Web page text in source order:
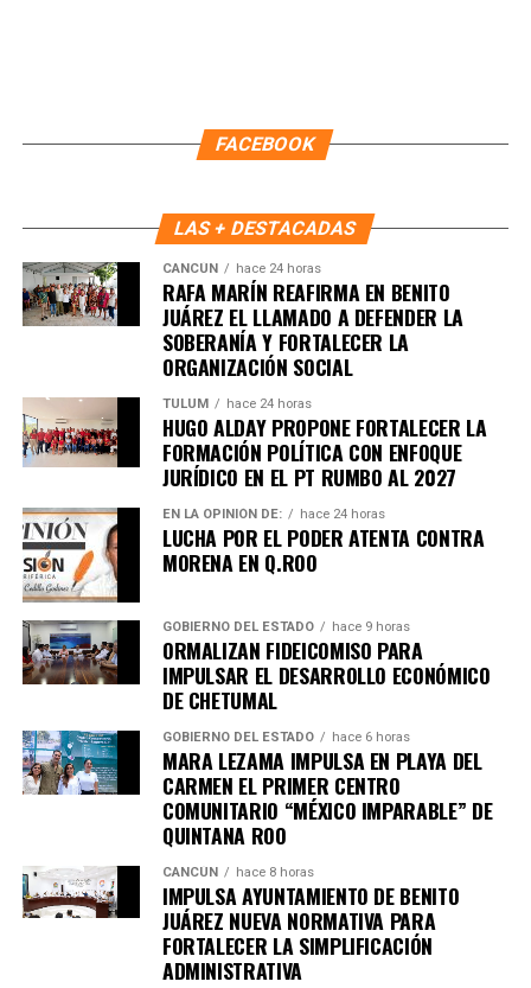
Recibe las noticias al instante
Únete al canal oficial de WhatsApp de
Quinto Podery recibe las noticias más
importantes de Quintana Roo directamente
en tu teléfono.
Unirme al canal de WhatsApp
FACEBOOK
LAS + DESTACADAS
CANCÚN hace 24 horas
RAFA MARÍN REAFIRMA EN BENITO
JUÁREZ EL LLAMADO A DEFENDER LA
SOBERANÍA Y FORTALECER LA
ORGANIZACIÓN SOCIAL
TULUM hace 24 horas
HUGO ALDAY PROPONE FORTALECER LA
FORMACIÓN POLÍTICA CON ENFOQUE
JURÍDICO EN EL PT RUMBO AL 2027
EN LA OPINIÓN DE: hace 24 horas
LUCHA POR EL PODER ATENTA CONTRA
MORENA EN Q.ROO
GOBIERNO DEL ESTADO hace 9 horas
ORMALIZAN FIDEICOMISO PARA
IMPULSAR EL DESARROLLO ECONÓMICO
DE CHETUMAL
GOBIERNO DEL ESTADO hace 6 horas
MARA LEZAMA IMPULSA EN PLAYA DEL
CARMEN EL PRIMER CENTRO
COMUNITARIO “MÉXICO IMPARABLE” DE
QUINTANA ROO
CANCÚN hace 8 horas
IMPULSA AYUNTAMIENTO DE BENITO
JUÁREZ NUEVA NORMATIVA PARA
FORTALECER LA SIMPLIFICACIÓN
ADMINISTRATIVA